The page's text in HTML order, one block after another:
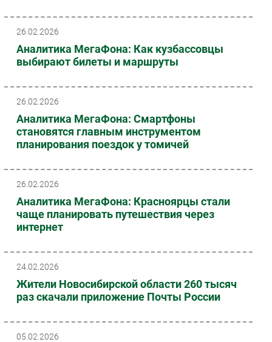
26.02.2026
Аналитика МегаФона: Как кузбассовцы
выбирают билеты и маршруты
26.02.2026
Аналитика МегаФона: Смартфоны
становятся главным инструментом
планирования поездок у томичей
26.02.2026
Аналитика МегаФона: Красноярцы стали
чаще планировать путешествия через
интернет
24.02.2026
Жители Новосибирской области 260 тысяч
раз скачали приложение Почты России
05.02.2026